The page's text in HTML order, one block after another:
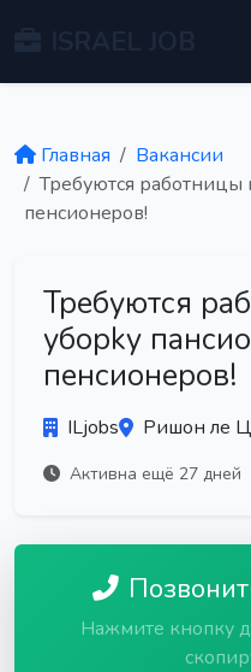
Главная
Вакансии
Требуются работницы
пенсионеpoв!
Требуются
уборky
пенсионеpoв!
ILjobs Ришон ле
Активна ещё 27 дней
Нажмите кнопку